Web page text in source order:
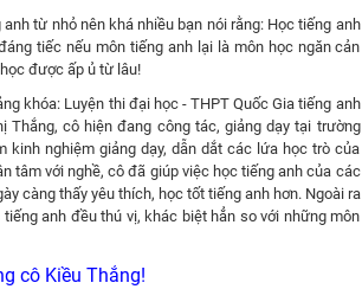
từ nhỏ nên khá nhiều bạn nói rằng: Học tiếng anh
tiếc nếu môn tiếng anh lại là môn học ngăn cản
được ấp ủ từ lâu!
khóa: Luyện thi đại học - THPT Quốc Gia tiếng anh
cô hiện đang công tác, giảng dạy tại trường
kinh nghiệm giảng dạy, dẫn dắt các lứa học trò của
tâm với nghề, cô đã giúp việc học tiếng anh của các
càng thấy yêu thích, học tốt tiếng anh hơn. Ngoài ra
anh đều thú vị, khác biệt hẳn so với những môn
cô Kiều Thắng!